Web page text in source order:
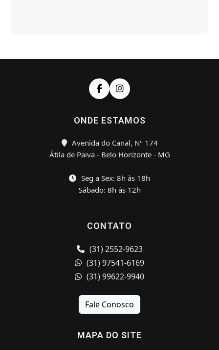
ONDE ESTAMOS
Avenida do Canal, Nº 174
Átila de Paiva - Belo Horizonte - MG
Seg a Sex: 8h às 18h
Sábado: 8h às 12h
CONTATO
(31) 2552-9623
(31) 97541-6169
(31) 99622-9940
Fale Conosco
MAPA DO SITE